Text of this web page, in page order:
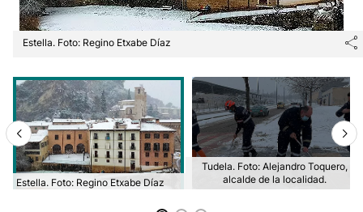
Estella. Foto: Regino Etxabe Díaz
Estella. Foto: Regino Etxabe Díaz
Tudela. Foto: Alejandro Toquero,
alcalde de la localidad.